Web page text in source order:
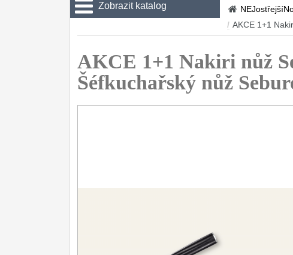
Zobrazit katalog
Sady kuchyňských nožů 9
Šéfkuchařské nože 30
Univerzální nože 50
/ AKCE 1+1
AKCE 1+1 Nakiri nůž
Šéfkuchařský nůž